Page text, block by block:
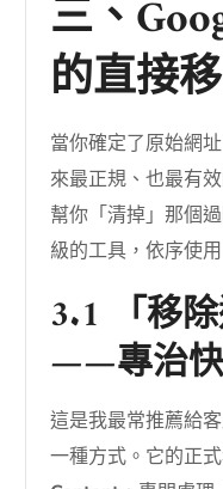
三、
的直接
當你確定了原始網
來最正規、也最有
幫你「清掉」那個
級的工具，依序使
3.1 「移
——專治
這是我最常推薦給
一種方式。它的正